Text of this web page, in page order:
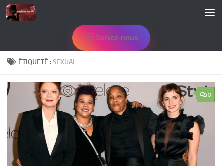
Skip to content
Suivez-nous
ÉTIQUETÉ :SEXUAL
0